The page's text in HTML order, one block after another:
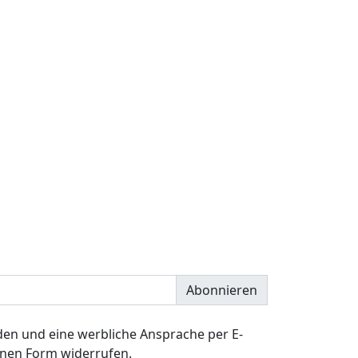
Abonnieren
und eine werbliche Ansprache per E-
Form widerrufen.